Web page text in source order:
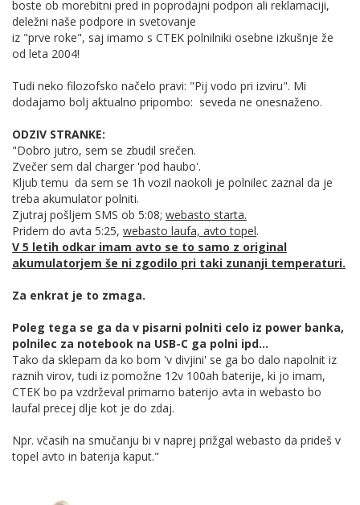
boste ob morebitni pred in poprodajni podpori ali reklamaciji,
deležni naše podpore in svetovanje
iz "prve roke", saj imamo s CTEK polnilniki osebne izkušnje že
od leta 2004!
Tudi neko filozofsko načelo pravi: "Pij vodo pri izviru". Mi
dodajamo bolj aktualno pripombo: seveda ne onesnaženo.
ODZIV STRANKE:
"Dobro jutro, sem se zbudil srečen.
Zvečer sem dal charger 'pod haubo'.
Kljub temu da sem se 1h vozil naokoli je polnilec zaznal da je
treba akumulator polniti.
Zjutraj pošljem SMS ob 5:08; webasto starta.
Pridem do avta 5:25, webasto laufa, avto topel.
V 5 letih odkar imam avto se to samo z original
akumulatorjem še ni zgodilo pri taki zunanji temperaturi.
Za enkrat je to zmaga.
Poleg tega se ga da v pisarni polniti celo iz power banka,
polnilec za notebook na USB-C ga polni ipd...
Tako da sklepam da ko bom 'v divjini' se ga bo dalo napolnit iz
raznih virov, tudi iz pomožne 12v 100ah baterije, ki jo imam,
CTEK bo pa vzdrževal primarno baterijo avta in webasto bo
laufal precej dlje kot je do zdaj.
Npr. včasih na smučanju bi v naprej prižgal webasto da prideš v
topel avto in baterija kaput."